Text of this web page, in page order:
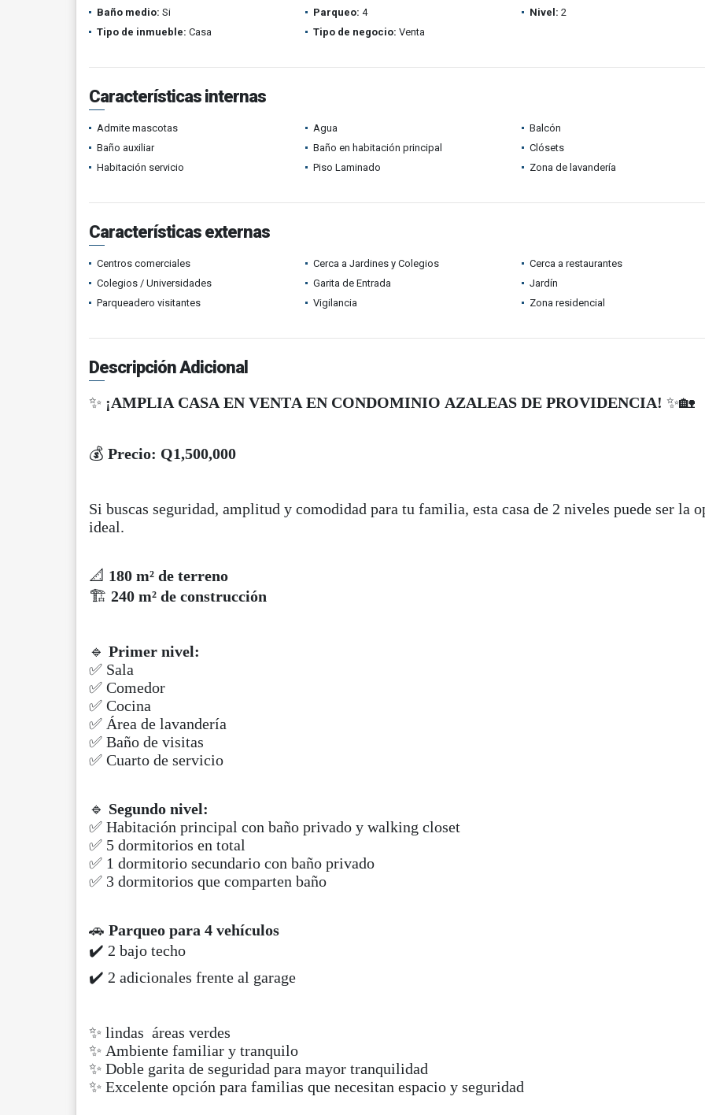
Baño medio: Si Parqueo: 4 Nivel: 2
Tipo de inmueble: Casa Tipo de negocio: Venta
Características internas
Admite mascotas Agua
Balcón
Baño auxiliar
Baño en habitación principal
Clósets
Habitación servicio
Piso Laminado Zona de lavandería
Características externas
Centros comerciales Cerca a Jardines y Colegios
Cerca a restaurantes
Colegios / Universidades
Garita de Entrada
Jardín
Parqueadero visitantes
Vigilancia Zona residencial
Descripción Adicional
✨ ¡AMPLIA CASA EN VENTA EN CONDOMINIO AZALEAS DE PROVIDENCIA! ✨🏡
💰 Precio: Q1,500,000
Si buscas seguridad, amplitud y comodidad para tu familia, esta casa de 2 niveles puede ser la
ideal.
📐 180 m² de terreno
🏗️ 240 m² de construcción
🔹 Primer nivel:
✅ Sala
✅ Comedor
✅ Cocina
✅ Área de lavandería
✅ Baño de visitas
✅ Cuarto de servicio
🔹 Segundo nivel:
✅ Habitación principal con baño privado y walking closet
✅ 5 dormitorios en total
✅ 1 dormitorio secundario con baño privado
✅ 3 dormitorios que comparten baño
🚗 Parqueo para 4 vehículos
✔️ 2 bajo techo
✔️ 2 adicionales frente al garage
✨ lindas áreas verdes
✨ Ambiente familiar y tranquilo
✨ Doble garita de seguridad para mayor tranquilidad
✨ Excelente opción para familias que necesitan espacio y seguridad